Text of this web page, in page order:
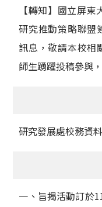
【轉知】國立屏
研究推動策略聯盟
訊息，敬請本校相
師生踴躍投稿參與
研究發展處校務資
一、旨揭活動訂於